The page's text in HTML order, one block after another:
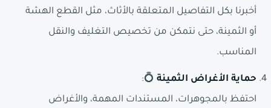
أخبرنا بكل التفاصيل المتعلقة بالأثاث، مثل القطع الهشة
أو الثمينة، حتى نتمكن من تخصيص التغليف والنقل
المناسب.
حماية الأغراض الثمينة💍:
احتفظ بالمجوهرات، المستندات المهمة، والأغراض